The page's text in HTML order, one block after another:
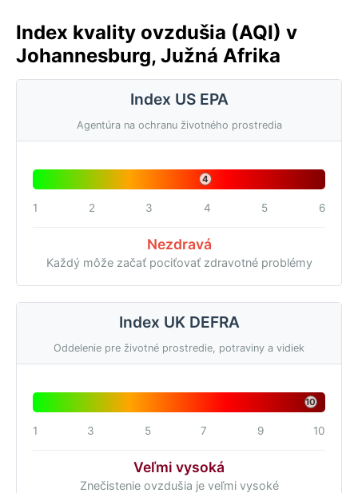
Index kvality ovzdušia (AQI) v
Johannesburg, Južná Afrika
Index US EPA
Agentúra na ochranu životného prostredia
4
1 2 3 4 5 6
Nezdravá
Každý môže začať pociťovať zdravotné problémy
Index UK DEFRA
Oddelenie pre životné prostredie, potraviny a vidiek
10
1 3 5 7 9 10
Veľmi vysoká
Znečistenie ovzdušia je veľmi vysoké